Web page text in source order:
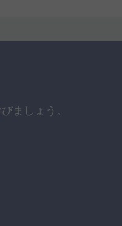
ましょう。